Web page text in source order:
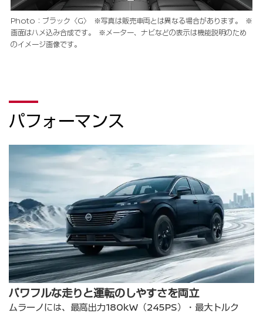
パフォーマンス
パワフルな走りと運転のしやすさを両立
ムラーノには、最高出力180kW（245PS）・最大トルク